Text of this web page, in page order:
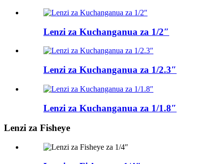
Lenzi za Kuchanganua za 1/2″
Lenzi za Kuchanganua za 1/2.3″
Lenzi za Kuchanganua za 1/1.8″
Lenzi za Fisheye